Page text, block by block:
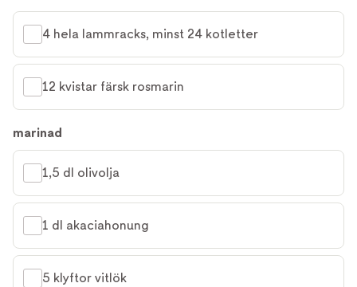
4 hela lammracks, minst 24 kotletter
12 kvistar färsk rosmarin
marinad
1,5 dl olivolja
1 dl akaciahonung
5 klyftor vitlök